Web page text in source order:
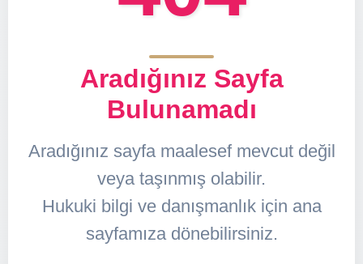
Aradığınız Sayfa
Bulunamadı
Aradığınız sayfa maalesef mevcut değil
veya taşınmış olabilir.
Hukuki bilgi ve danışmanlık için ana
sayfamıza dönebilirsiniz.